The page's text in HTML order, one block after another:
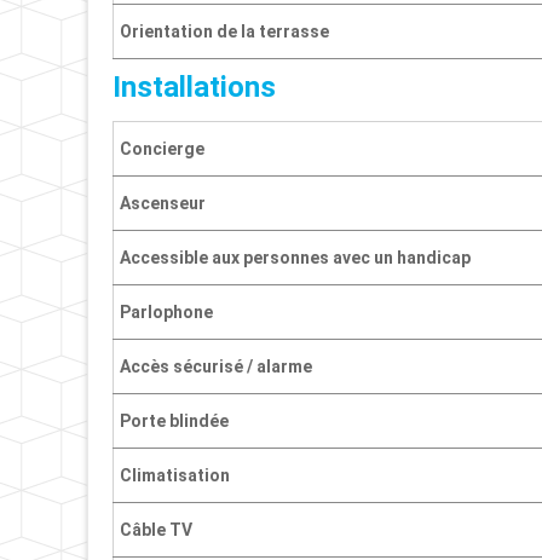
Orientation de la terrasse
Installations
Concierge
Ascenseur
Accessible aux personnes avec un handicap
Parlophone
Accès sécurisé / alarme
Porte blindée
Climatisation
Câble TV